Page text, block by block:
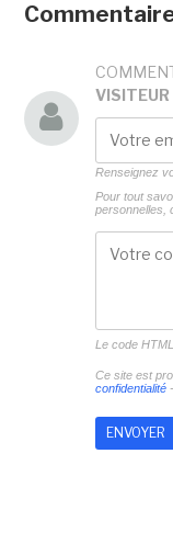
VISITEUR
Renseignez
Pour tout
personnelles,
Le code
Ce site est
confidentialité-